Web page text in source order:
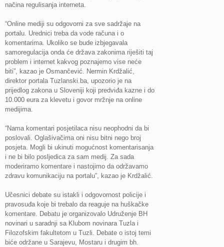
načina regulisanja interneta.
“Online mediji su odgovorni za sve sadržaje na
portalu. Urednici treba da vode računa i o
komentarima. Ukoliko se bude izbjegavala
samoregulacija onda će država zakonima riješiti taj
problem i internet kakvog poznajemo vise neće
biti”, kazao je Osmančević. Nermin Krdžalić,
direktor portala Tuzlanski.ba, upozorio je na
prijedlog zakona u Sloveniji koji predviđa kazne i do
10.000 eura za klevetu i govor mržnje na online
medijima.
“Nama komentari posjetilaca nisu neophodni da bi
poslovali. Oglašivačima oni nisu bitni nego broj
posjeta. Mogli bi ukinuti mogućnost komentarisanja
i ne bi bilo posljedica za sam medij. Za sada
moderiramo komentare i nastojimo da održavamo
zdravu komunikaciju na portalu”, kazao je Krdžalić.
Učesnici debate su istakli i odgovornost policije i
pravosuđa koje bi trebalo da reaguje na huškačke
komentare. Debatu je organizovalo Udruženje BH
novinari u saradnji sa Klubom novinara Tuzla i
Filozofskim fakultetom u Tuzli. Debate o istoj temi
biće održane u Sarajevu, Mostaru i drugim bh.